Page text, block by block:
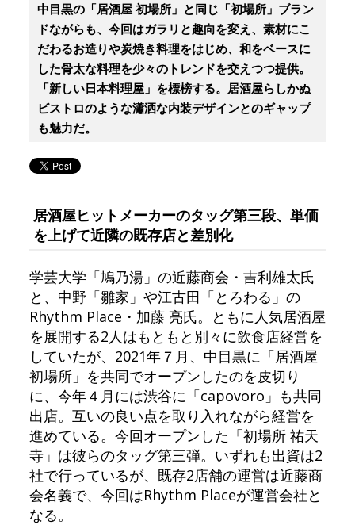
中目黒の「居酒屋 初場所」と同じ「初場所」ブラン
ドながらも、今回はガラリと趣向を変え、素材にこ
だわるお造りや炭焼き料理をはじめ、和をベースに
した骨太な料理を少々のトレンドを交えつつ提供。
「新しい日本料理屋」を標榜する。居酒屋らしかぬ
ビストロのような瀟洒な内装デザインとのギャップ
も魅力だ。
居酒屋ヒットメーカーのタッグ第三段、単価
を上げて近隣の既存店と差別化
学芸大学「鳩乃湯」の近藤商会・吉利雄太氏
と、中野「雛家」や江古田「とろわる」の
Rhythm Place・加藤 亮氏。ともに人気居酒屋
を展開する2人はもともと別々に飲食店経営を
していたが、2021年７月、中目黒に「居酒屋
初場所」を共同でオープンしたのを皮切り
に、今年４月には渋谷に「capovoro」も共同
出店。互いの良い点を取り入れながら経営を
進めている。今回オープンした「初場所 祐天
寺」は彼らのタッグ第三弾。いずれも出資は2
社で行っているが、既存2店舗の運営は近藤商
会名義で、今回はRhythm Placeが運営会社と
なる。